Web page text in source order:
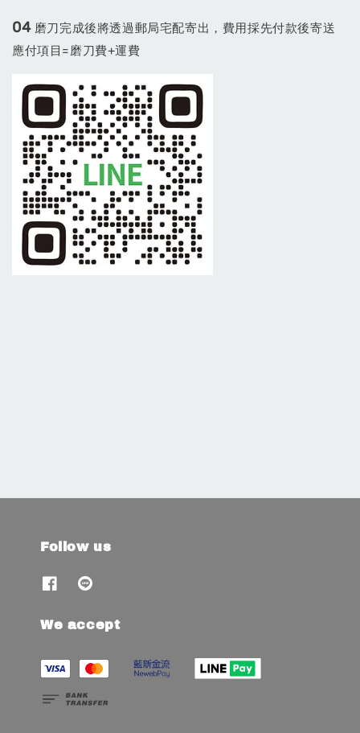
04 磨刀完成後將透過郵局宅配寄出，費用採先付款後寄送
應付項目=磨刀費+運費
Follow us
We accept